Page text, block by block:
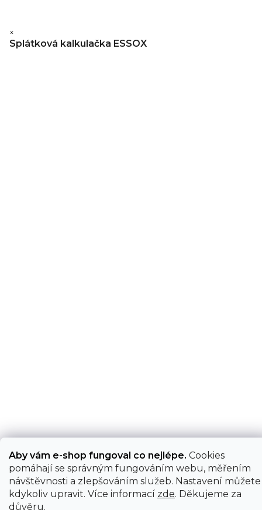
Aby vám e-shop fungoval co nejlépe. Cookies
pomáhají se správným fungováním webu, měřením
návštěvnosti a zlepšováním služeb. Nastavení můžete
kdykoliv upravit. Více informací zde. Děkujeme za
důvěru.
×
Splátková kalkulačka ESSOX